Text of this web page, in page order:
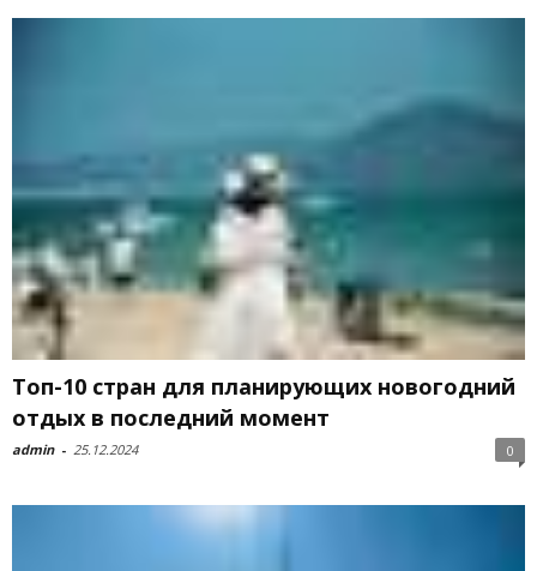
Топ-10 стран для планирующих новогодний
отдых в последний момент
admin - 25.12.2024 0